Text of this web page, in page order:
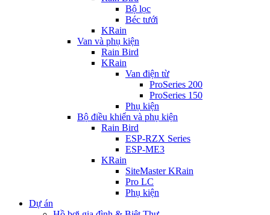
Bộ lọc
Béc tưới
KRain
Van và phụ kiện
Rain Bird
KRain
Van điện từ
ProSeries 200
ProSeries 150
Phụ kiện
Bộ điều khiển và phụ kiện
Rain Bird
ESP-RZX Series
ESP-ME3
KRain
SiteMaster KRain
Pro LC
Phụ kiện
Dự án